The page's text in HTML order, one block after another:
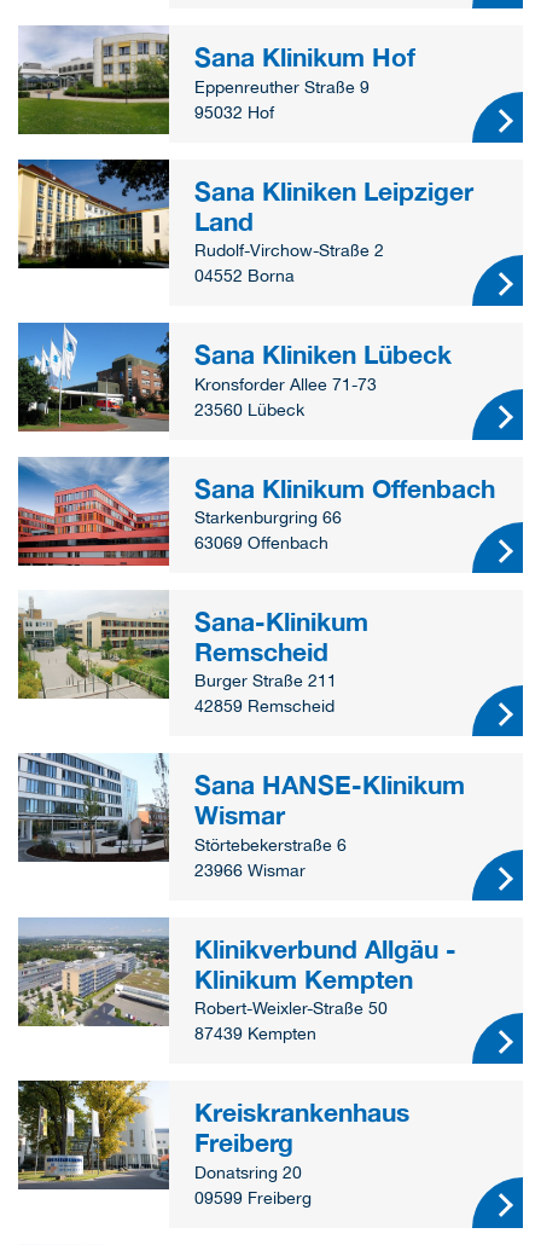
Sana Klinikum Hof
Eppenreuther Straße 9
95032 Hof
Sana Kliniken Leipziger
Land
Rudolf-Virchow-Straße 2
04552 Borna
Sana Kliniken Lübeck
Kronsforder Allee 71-73
23560 Lübeck
Sana Klinikum Offenbach
Starkenburgring 66
63069 Offenbach
Sana-Klinikum
Remscheid
Burger Straße 211
42859 Remscheid
Sana HANSE-Klinikum
Wismar
Störtebekerstraße 6
23966 Wismar
Klinikverbund Allgäu -
Klinikum Kempten
Robert-Weixler-Straße 50
87439 Kempten
Kreiskrankenhaus
Freiberg
Donatsring 20
09599 Freiberg